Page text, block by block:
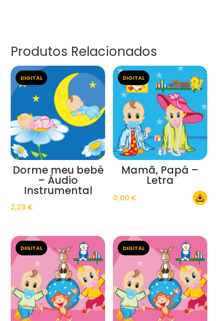
Produtos Relacionados
DIGITAL
Dorme meu bebé
– Áudio
Instrumental
2,29 €
DIGITAL
Mamã, Papá –
Letra
0,00 €
DIGITAL DIGITAL